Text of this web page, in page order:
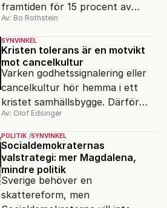
framtiden för 15 procent av
avgångseleverna. Det måste
bort, skriver Bo Rothstein.
Av: Bo Rothstein
SYNVINKEL
Kristen tolerans är en motvikt
mot cancelkultur
Varken godhetssignalering eller
cancelkultur hör hemma i ett
kristet samhällsbygge. Därför
behövs det kristna arvet som
motvikt mot dagens intolerans.
Av: Olof Edsinger
POLITIK SYNVINKEL
Socialdemokraternas
valstrategi: mer Magdalena,
mindre politik
Sverige behöver en
skattereform, men